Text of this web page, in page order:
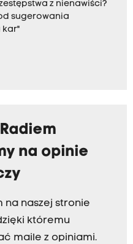
z nienawiści?
sugerowania
kar"
na opinie
na naszej stronie
któremu
maile z opiniami.